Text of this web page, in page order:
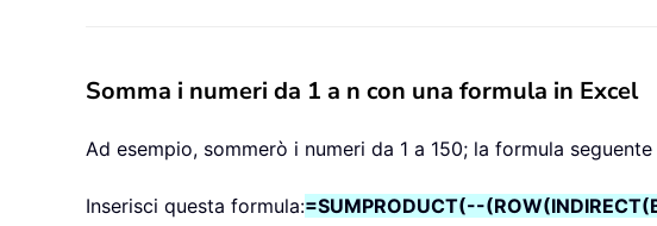
Somma i numeri da 1 a n con una formula in Excel
Ad esempio, sommerò i numeri da 1 a 150; la formula
Inserisci questa formula:=SUMPRODUCT(--